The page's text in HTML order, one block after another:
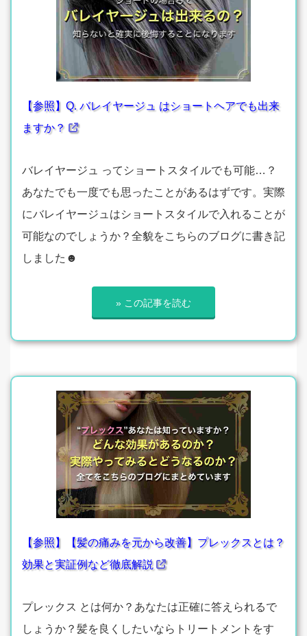
【参照】Q. バレイヤージュ はショートヘアでも出来
ますか？
バレイヤージュ ってショートスタイルでも可能…？
あなたでも一度でも思ったことがあるはずです。実際
にバレイヤージュはショートスタイルで入れることが
可能なのでしょうか？全貌をこちらのブログに書き記
しました☻
» この記事を読む
【参照】【髪の痛みを元から改善】プレックスとは？
効果と実証例など徹底解説
プレックス とは何か？あなたは正確に答えられるで
しょうか？髪を良くしたいならトリートメントをす